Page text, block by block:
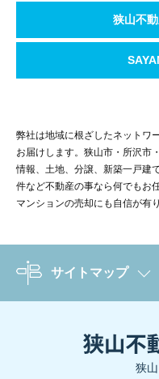
狭山不
弊社は地域に根ざしたネットワ
お届けします。狭山市・所沢市
情報、土地、分譲、新築一戸建
件など不動産の事なら何でもお
マンションの売却にも自信が有
サイトマップ
狭